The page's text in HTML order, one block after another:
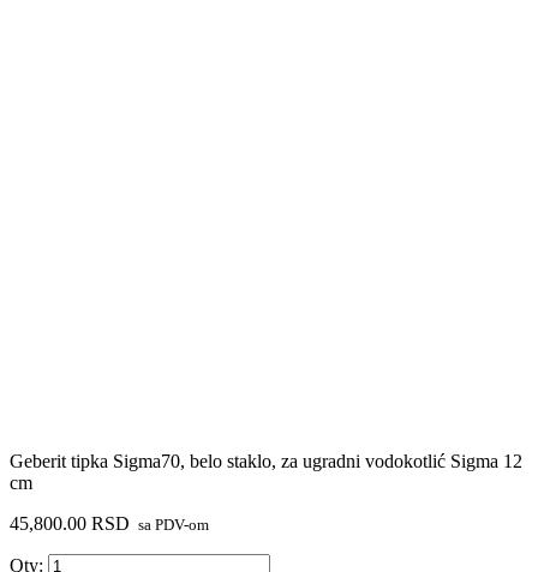
Geberit tipka Sigma70, belo staklo, za ugradni vodokotlić Sigma 12
cm
45,800.00 RSD sa PDV-om
Qty: Geberit